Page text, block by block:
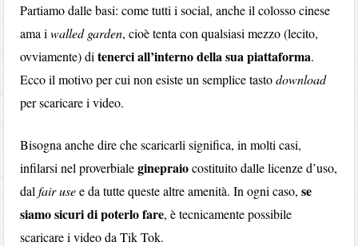
Partiamo dalle basi: come tutti i social, anche il colosso cinese
ama iwalled garden, cioè tenta con qualsiasi mezzo (lecito,
ovviamente) ditenerci all’interno della sua piattaforma.
Ecco il motivo per cui non esiste un semplice tastodownload
per scaricare i video.
Bisogna anche dire che scaricarli significa, in molti casi,
infilarsi nel proverbialeginepraiocostituito dalle licenze d’uso,
dalfair usee da tutte queste altre amenità. In ogni caso,se
siamo sicuri di poterlo fare, è tecnicamente possibile
scaricare i video da Tik Tok.